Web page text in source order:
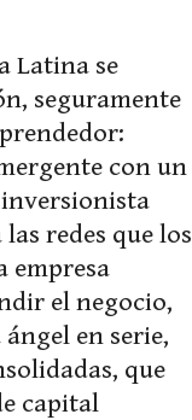
Latina se
seguramente
con un
redes que los
empresa
el negocio,
en serie,
que
capital